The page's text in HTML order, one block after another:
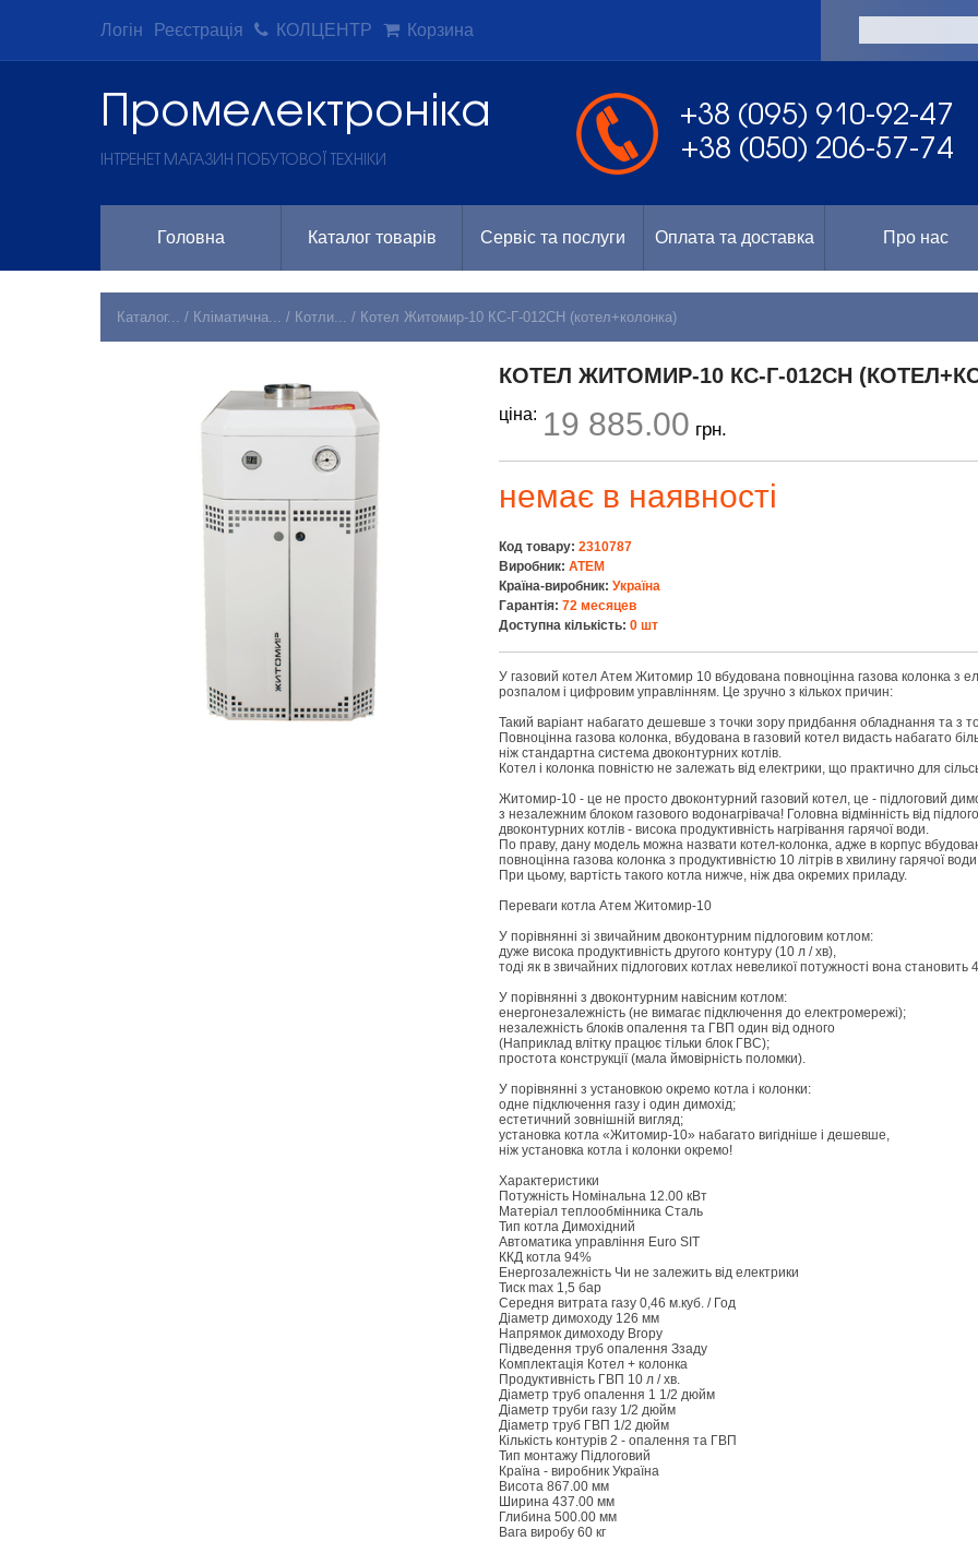
Логін Реєстрація КОЛЦЕНТР Корзина
Промeлектроніка
ІНТРЕНЕТ МАГАЗИН ПОБУТОВОЇ ТЕХНІКИ
+38 (095) 910-92-47
+38 (050) 206-57-74
Головна Каталог товарів Сервіс та послуги Оплата та доставка Про нас
Каталог... / Кліматична... / Котли... / Котел Житомир-10 КС-Г-012СН (котел+колонка)
КОТЕЛ ЖИТОМИР-10 КС-Г-012СН
ціна: 19 885.00 грн.
немає в наявності
Код товару: 2310787
Виробник: АТЕМ
Країна-виробник: Україна
Гарантія: 72 месяцев
Доступна кількість: 0 шт
У газовий котел Атем Житомир 10 вбудована повноцінна газова колонка з
розпалом і цифровим управлінням. Це зручно з кількох причин:
Такий варіант набагато дешевше з точки зору придбання обладнання та з
Повноцінна газова колонка, вбудована в газовий котел видасть набагато
ніж стандартна система двоконтурних котлів.
Котел і колонка повністю не залежать від електрики, що практично для
Житомир-10 - це не просто двоконтурний газовий котел, це - підлоговий
з незалежним блоком газового водонагрівача! Головна відмінність від
двоконтурних котлів - висока продуктивність нагрівання гарячої води.
По праву, дану модель можна назвати котел-колонка, адже в корпус
повноцінна газова колонка з продуктивністю 10 літрів в хвилину гарячої
При цьому, вартість такого котла нижче, ніж два окремих приладу.
Переваги котла Атем Житомир-10
У порівнянні зі звичайним двоконтурним підлоговим котлом:
дуже висока продуктивність другого контуру (10 л / хв),
тоді як в звичайних підлогових котлах невеликої потужності вона становить
У порівнянні з двоконтурним навісним котлом:
енергонезалежність (не вимагає підключення до електромережі);
незалежність блоків опалення та ГВП один від одного
(Наприклад влітку працює тільки блок ГВС);
простота конструкції (мала ймовірність поломки).
У порівнянні з установкою окремо котла і колонки:
одне підключення газу і один димохід;
естетичний зовнішній вигляд;
установка котла «Житомир-10» набагато вигідніше і дешевше,
ніж установка котла і колонки окремо!
Характеристики
Потужність Номінальна 12.00 кВт
Матеріал теплообмінника Сталь
Тип котла Димохідний
Автоматика управління Euro SIT
ККД котла 94%
Енергозалежність Чи не залежить від електрики
Тиск max 1,5 бар
Середня витрата газу 0,46 м.куб. / Год
Діаметр димоходу 126 мм
Напрямок димоходу Вгору
Підведення труб опалення Ззаду
Комплектація Котел + колонка
Продуктивність ГВП 10 л / хв.
Діаметр труб опалення 1 1/2 дюйм
Діаметр труби газу 1/2 дюйм
Діаметр труб ГВП 1/2 дюйм
Кількість контурів 2 - опалення та ГВП
Тип монтажу Підлоговий
Країна - виробник Україна
Висота 867.00 мм
Ширина 437.00 мм
Глибина 500.00 мм
Вага виробу 60 кг